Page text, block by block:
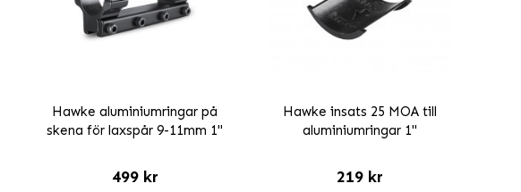
Hawke aluminiumringar på
skena för laxspår 9-11mm 1"
499 kr
Hawke insats 25 MOA till
aluminiumringar 1"
219 kr